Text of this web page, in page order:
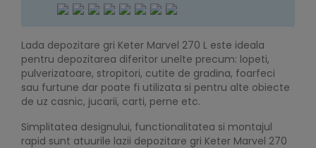
Lada depozitare gri Keter Marvel 270 L este ideala
pentru depozitarea diferitor unelte precum: lopeti,
pulverizatoare, stropitori, cutite de gradina, foarfeci
sau furtune dar poate fi utilizata si pentru alte obiecte
de uz casnic, jucarii, carti, perne etc.
Simplitatea designului, functionalitatea si montajul
rapid sunt atuurile lazii depozitare gri Keter Marvel 270